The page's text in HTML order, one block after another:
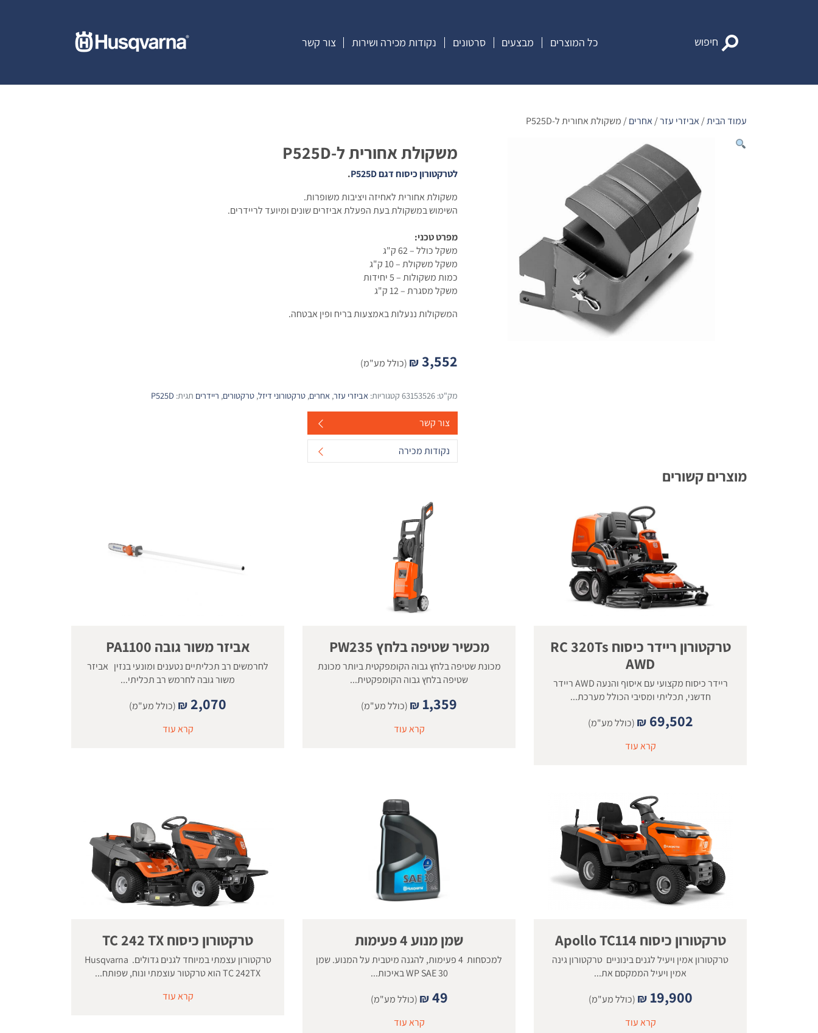
חיפוש כל המוצרים מבצעים סרטונים נקודות מכירה ושירות צור קשר
עמוד הבית/אביזרי עזר/אחרים/ משקולת אחורית ל-P525D
משקולת אחורית ל-P525D
לטרקטורון כיסוח דגם P525D
.
משקולת אחורית לאחיזה ויציבות משופרות.
השימוש במשקולת בעת הפעלת אביזרים שונים ומיועד לריידרים.
מפרט טכני:
משקל כולל – 62 ק"ג
משקל משקולת – 10 ק"ג
כמות משקולות – 5 יחידות
משקל מסגרת – 12 ק"ג
המשקולות ננעלות באמצעות בריח ופין אבטחה.
₪3,552 (כולל מע"מ)
מק"ט: 63153526 קטגוריות: אביזרי עזר, אחרים, טרקטורוני דיזל, טרקטורים, ריידרים תגית: P525D
צור קשר
נקודות מכירה
מוצרים קשורים
טרקטורון ריידר כיסוח RC 320Ts
AWD
ריידר כיסוח מקצועי עם איסוף והנעה AWD ריידר
חדשני, תכליתי ומסיבי הכולל מערכת...
₪ 69,502
(כולל מע"מ)
קרא עוד
מכשיר שטיפה בלחץ PW235
מכונת שטיפה בלחץ גבוה הקומפקטית ביותר מכונת
שטיפה בלחץ גבוה הקומפקטית...
₪ 1,359
(כולל מע"מ)
קרא עוד
אביזר משור גובה PA1100
לחרמשים רב תכליתיים נטענים ומונעי בנזין אביזר
משור גובה לחרמש רב תכליתי...
₪ 2,070
(כולל מע"מ)
קרא עוד
טרקטורון כיסוח Apollo TC114
טרקטורון אמין ויעיל לגנים בינוניים טרקטורון גינה
אמין ויעיל הממקסם את...
₪ 19,900
(כולל מע"מ)
קרא עוד
שמן מנוע 4 פעימות
למכסחות 4 פעימות, להגנה מיטבית על המנוע. שמן
WP SAE 30 באיכות...
₪ 49
(כולל מע"מ)
קרא עוד
טרקטורון כיסוח TC 242 TX
טרקטורון עצמתי במיוחד לגנים גדולים. Husqvarna
TC 242TX הוא טרקטור עוצמתי ונוח, שפותח...
קרא עוד